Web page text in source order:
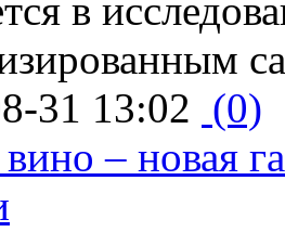
в
31 13:02 (0)
– новая